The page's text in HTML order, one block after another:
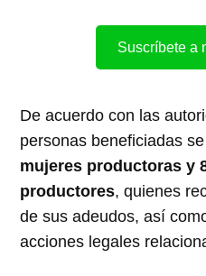
Suscríbete a
De acuerdo con las
personas beneficiadas
mujeres productoras y
productores, quienes
de sus adeudos, así
acciones legales